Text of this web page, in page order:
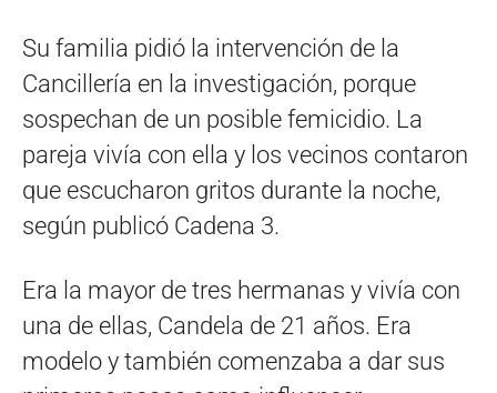
Su familia pidió la intervención de la
Cancillería en la investigación, porque
sospechan de un posible femicidio. La
pareja vivía con ella y los vecinos contaron
que escucharon gritos durante la noche,
según publicó Cadena 3.
Era la mayor de tres hermanas y vivía con
una de ellas, Candela de 21 años. Era
modelo y también comenzaba a dar sus